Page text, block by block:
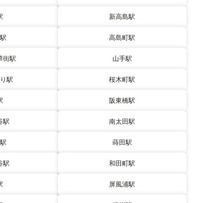
新高島駅
高島町駅
街駅 山手駅
駅 桜木町駅
阪東橋駅
駅 南太田駅
蒔田駅
駅 和田町駅
屏風浦駅